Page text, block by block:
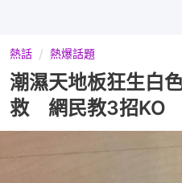
熱話 熱爆話題
潮濕天地板狂生白
救 網民教3招KO